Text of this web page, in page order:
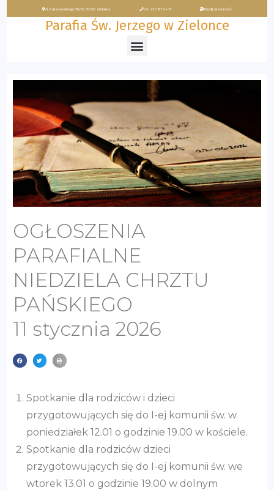
ul. Paderewskiego 56/60 05-220 Zielonka Tel: 22 781 04 11 Wyślij wiadomość
Parafia Św. Jerzego w Zielonce
OGŁOSZENIA
PARAFIALNE
NIEDZIELA CHRZTU
PAŃSKIEGO
11 stycznia 2026
Spotkanie dla rodziców i dzieci
przygotowujących się do I-ej komunii św. w
poniedziałek 12.01 o godzinie 19.00 w kościele.
Spotkanie dla rodziców dzieci
przygotowujących się do I-ej komunii św. we
wtorek 13.01 o godzinie 19.00 w dolnym